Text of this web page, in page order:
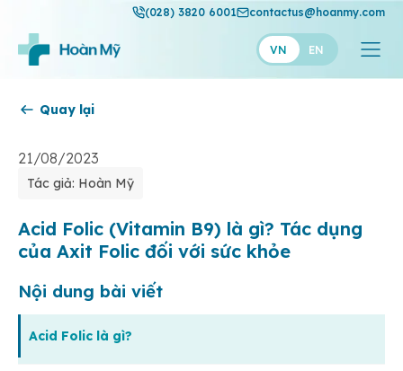
(028) 3820 6001 contactus@hoanmy.com
VN EN
Thuận Mỹ
Quay lại
21/08/2023
Tác giả: Hoàn Mỹ
Acid Folic (Vitamin B9) là gì? Tác dụng
của Axit Folic đối với sức khỏe
Nội dung bài viết
Acid Folic là gì?